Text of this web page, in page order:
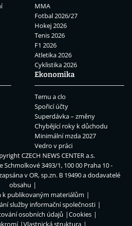
MMA
Fotbal 2026/27
Hokej 2026
Tenis 2026
F1 2026
Atletika 2026
Cyklistika 2026
Ekonomika
Temu a clo
Spořicí účty
Superdávka – změny
Chybějící roky k důchodu
Minimální mzda 2027
Vedro v práci
CZECH NEWS CENTER a.s.
Schmolkové 3493/1, 100 00 Praha 10 -
v OR, sp.zn. B 19490 a dodavatelé
obsahu
k publikovaným materiálům
služby informační společnosti
osobních údajů
Cookies
Vlastnická struktura